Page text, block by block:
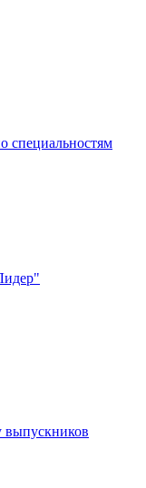
специальностям
выпускников